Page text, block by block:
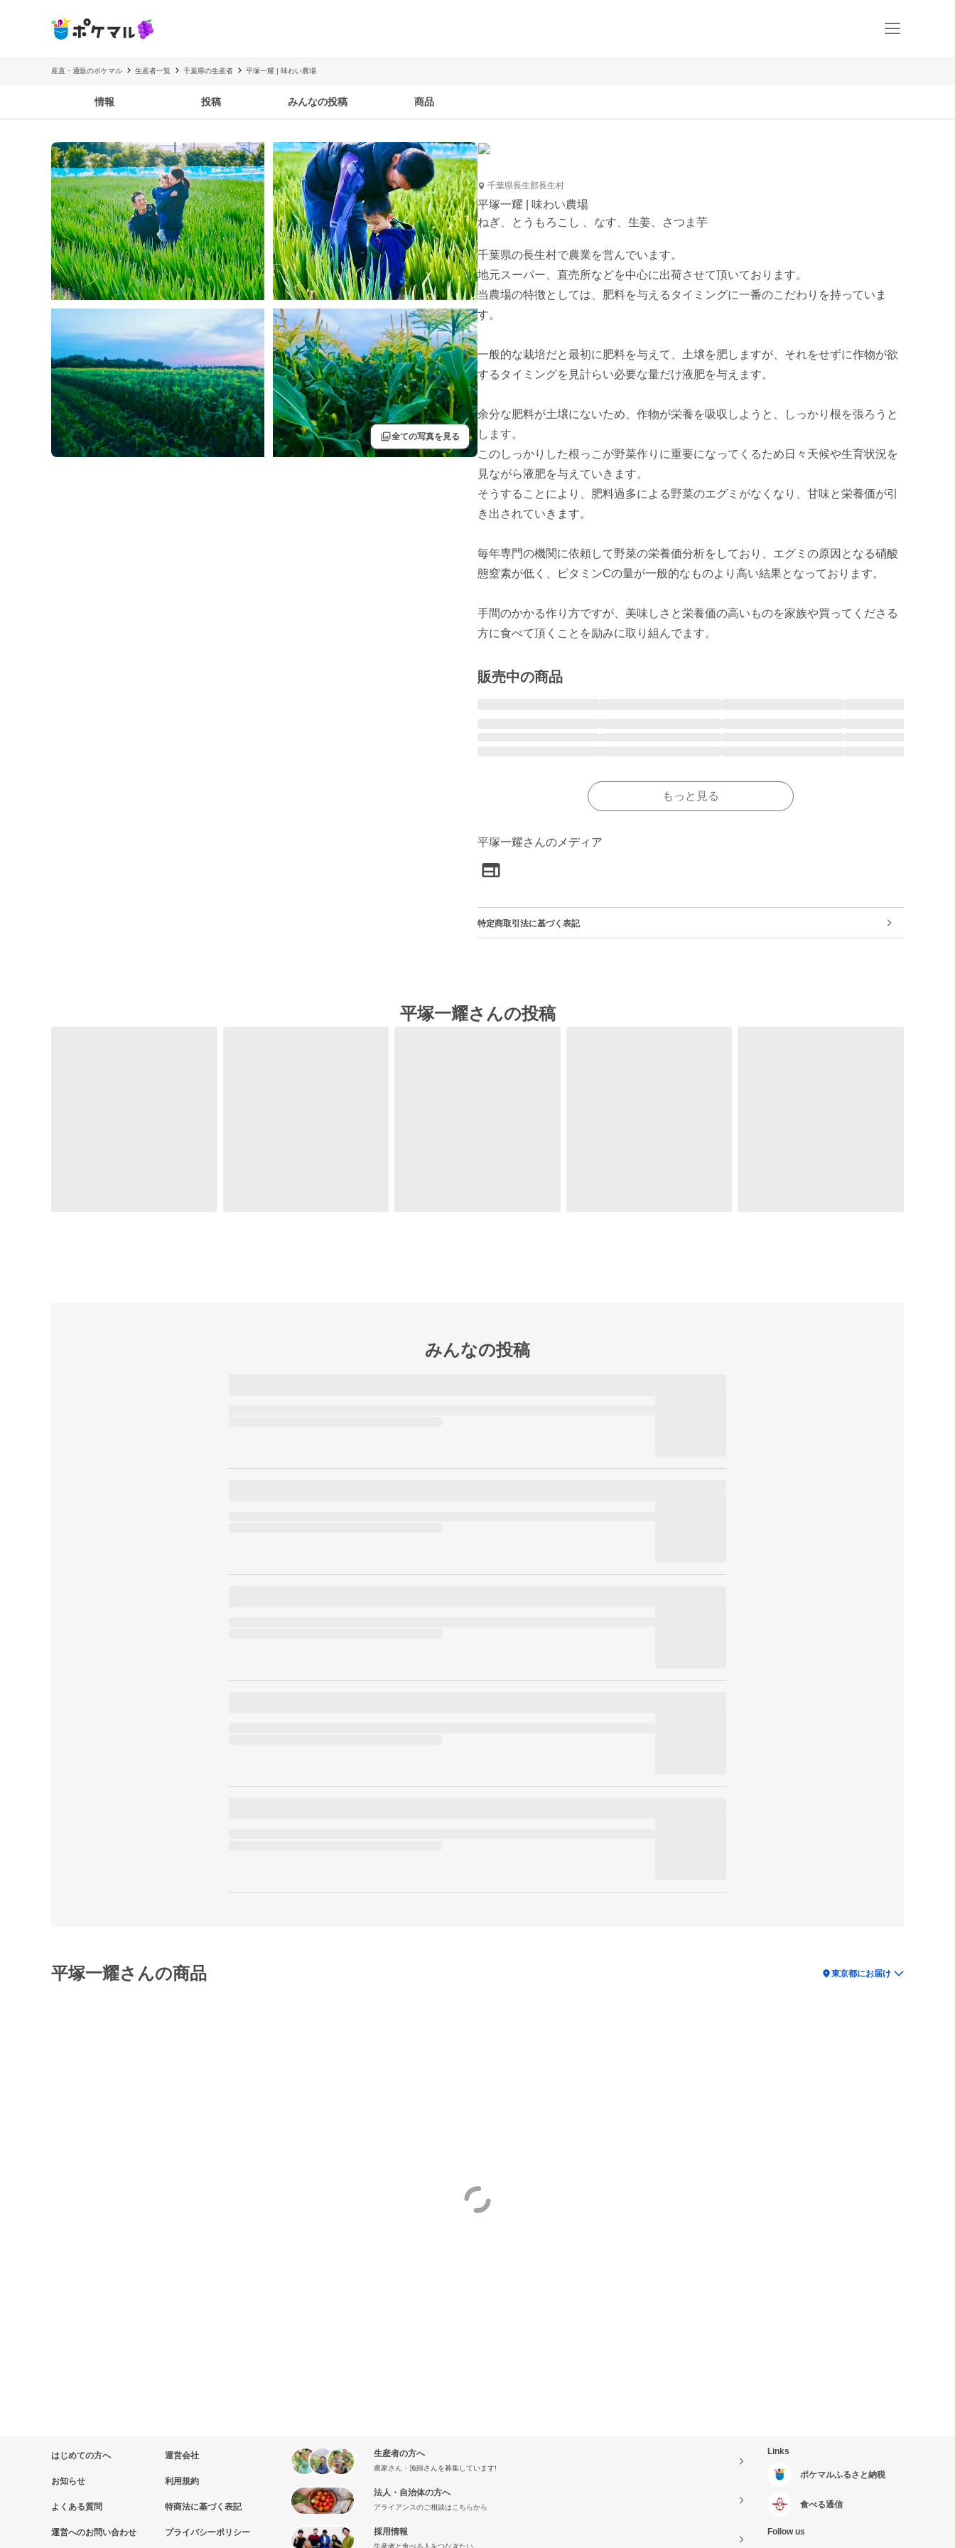
産直・通販のポケマル 生産者一覧 千葉県の生産者 平塚一耀 | 味わい農場
情報 投稿 みんなの投稿 商品
filter全ての写真を見る
千葉県長生郡長生村
平塚一耀 | 味わい農場
ねぎ、とうもろこし 、なす、生姜、さつま芋
千葉県の長生村で農業を営んでいます。
地元スーパー、直売所などを中心に出荷させて頂いております。
当農場の特徴としては、肥料を与えるタイミングに一番のこだわりを持っていま
す。
一般的な栽培だと最初に肥料を与えて、土壌を肥しますが、それをせずに作物が欲
するタイミングを見計らい必要な量だけ液肥を与えます。
余分な肥料が土壌にないため、作物が栄養を吸収しようと、しっかり根を張ろうと
します。
このしっかりした根っこが野菜作りに重要になってくるため日々天候や生育状況を
見ながら液肥を与えていきます。
そうすることにより、肥料過多による野菜のエグミがなくなり、甘味と栄養価が引
き出されていきます。
毎年専門の機関に依頼して野菜の栄養価分析をしており、エグミの原因となる硝酸
態窒素が低く、ビタミンCの量が一般的なものより高い結果となっております。
手間のかかる作り方ですが、美味しさと栄養価の高いものを家族や買ってくださる
方に食べて頂くことを励みに取り組んでます。
販売中の商品
もっと見る
平塚一耀さんのメディア
特定商取引法に基づく表記
平塚一耀さんの投稿
みんなの投稿
平塚一耀さんの商品 location_on東京都にお届け
はじめての方へ
お知らせ
よくある質問
運営へのお問い合わせ
運営会社
利用規約
特商法に基づく表記
プライバシーポリシー
生産者の方へ
農家さん・漁師さんを募集しています!
法人・自治体の方へ
アライアンスのご相談はこちらから
採用情報
生産者と食べる人をつなぎたい
Links
ポケマルふるさと納税
食べる通信
Follow us